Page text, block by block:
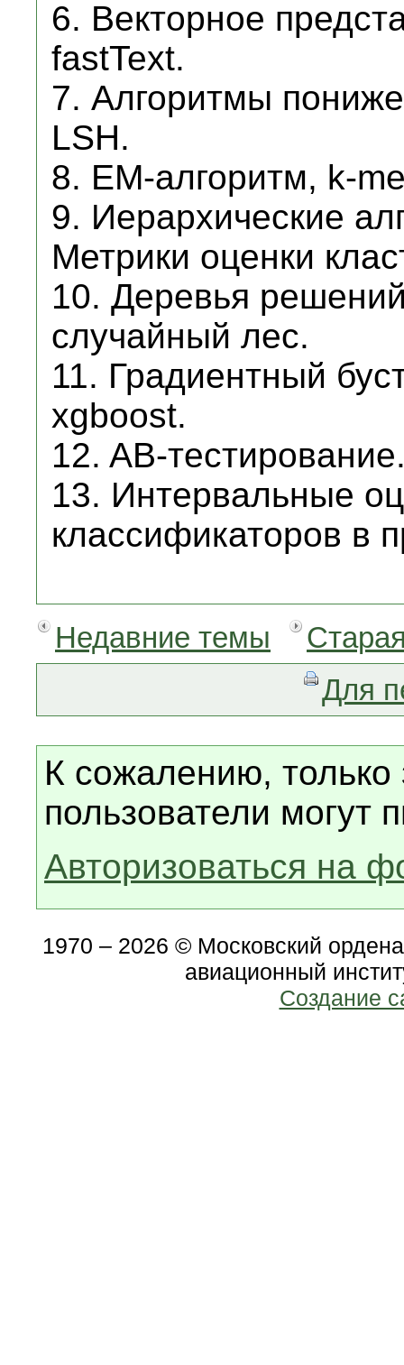
6. Векторное
fastText.
7. Алгоритмы
LSH.
8. EM-алгоритм, k-
9. Иерархические
Метрики оценки
10. Деревья
случайный лес.
11. Градиентный
xgboost.
12. AB-
13. Интервальные
классификаторов в
Недавние темы
Для
К сожалению, только
пользователи могут
Авторизоваться на
1970 – 2026 © Московский
авиационный
Создание